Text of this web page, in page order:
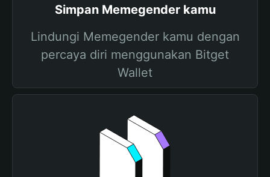
Simpan Memegender kamu
Lindungi Memegender kamu dengan
percaya diri menggunakan Bitget
Wallet